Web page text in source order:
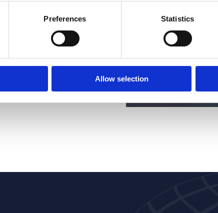
Preferences Statistics
Allow selection
alleen om tijd
en ruimte
Joachim
uit ideeën uit
te helpen.